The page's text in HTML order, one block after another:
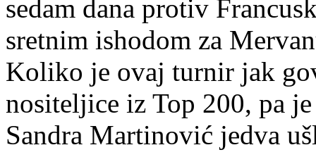
sedam dana protiv
sretnim ishodom za
Koliko je ovaj turnir jak
nositeljice iz Top 200, pa
Sandra Martinović jedva